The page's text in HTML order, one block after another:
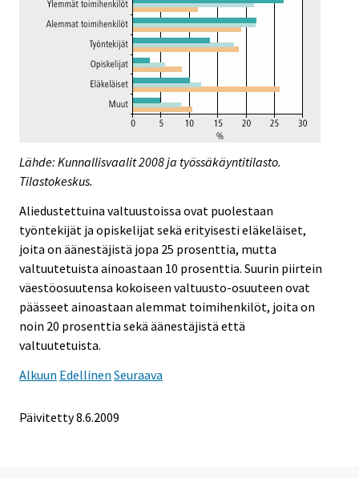
Lähde: Kunnallisvaalit 2008 ja työssäkäyntitilasto.
Tilastokeskus.
Aliedustettuina valtuustoissa ovat puolestaan
työntekijät ja opiskelijat sekä erityisesti eläkeläiset,
joita on äänestäjistä jopa 25 prosenttia, mutta
valtuutetuista ainoastaan 10 prosenttia. Suurin piirtein
väestöosuutensa kokoiseen valtuusto-osuuteen ovat
päässeet ainoastaan alemmat toimihenkilöt, joita on
noin 20 prosenttia sekä äänestäjistä että
valtuutetuista.
Alkuun Edellinen Seuraava
Päivitetty8.6.2009